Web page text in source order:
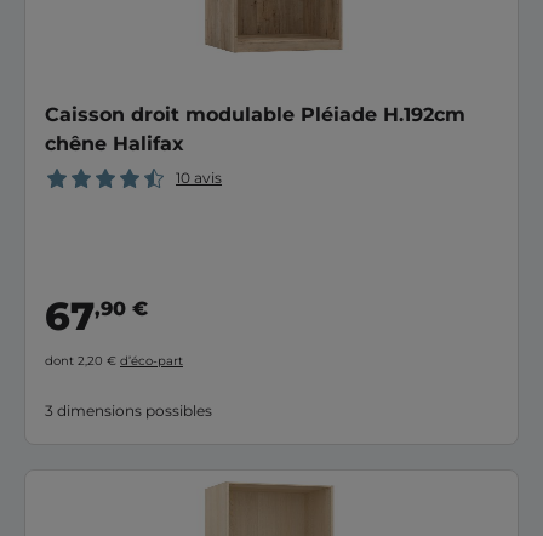
Caisson droit modulable Pléiade H.192cm
chêne Halifax
10 avis
67,90 €
dont 2,20 € d’éco-part
3 dimensions possibles